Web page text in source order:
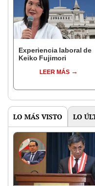
Experiencia laboral de
Keiko Fujimori
LEER MÁS
LO MÁS VISTO LO